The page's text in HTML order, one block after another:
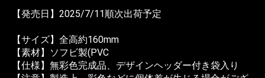
【発売日】2025/7/11順次出荷予定
【サイズ】全高約160mm
【素材】ソフビ製(PVC
【仕様】無彩色完成品、デザインヘッダー付き袋入り